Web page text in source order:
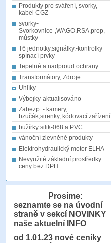
Produkty pro sváření, svorky,
kabel CGZ
svorky-
Svorkovnice-,WAGO,RSA,prop,
můstky
T6 jednotky,signálky.-kontrolky
spínací prvky
Tepelné a nadproud.ochrany
Transformátory, Zdroje
Uhlíky
Výbojky-aktualisováno
Zabezp. - kamery,
bzučák,sirenky, kódovací.zařízení
bužírky silik-068 a PVC
vánoční zlevněné produkty
Elektrohydraulický motor ELHA
Nevyužité základní prostředky
ceny bez DPH
Prosíme:
seznamte se na úvodní
straně v sekcí NOVINKY
naše aktuelní INFO
od 1.01.23 nové ceníky